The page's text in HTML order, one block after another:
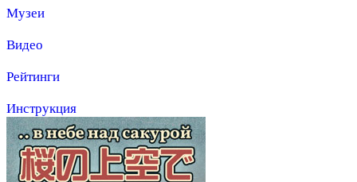
Музеи
Видео
Рейтинги
Инструкция